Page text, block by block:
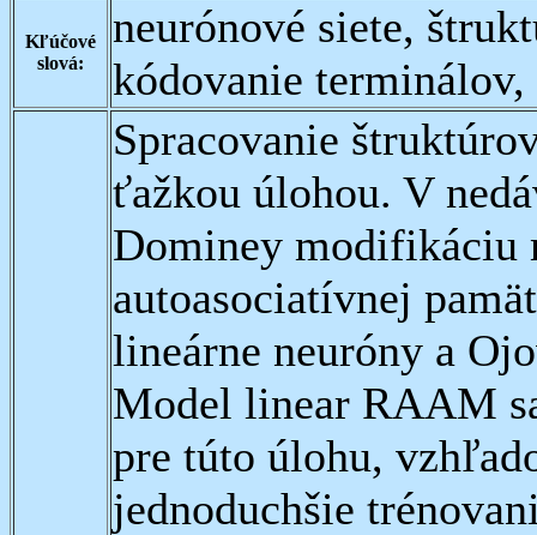
Kľúčové
slová:
neurónové siete,
kódovanie
Spracovanie
ťažkou úlohou. V
Dominey modifikáciu
autoasociatívnej
lineárne neuróny a
Model linear RAAM
pre túto úlohu,
jednoduchšie